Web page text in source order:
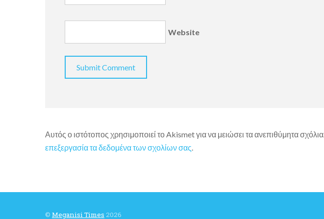
Website
Αυτός ο ιστότοπος χρησιμοποιεί το Akismet για να μειώσει τα ανεπιθύμητα σχόλια.
επεξεργασία τα δεδομένα των σχολίων σας
© Meganisi Times 2026